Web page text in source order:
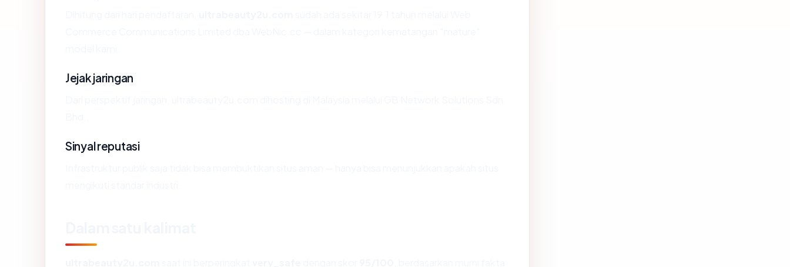
Jejak jaringan
Sinyal reputasi